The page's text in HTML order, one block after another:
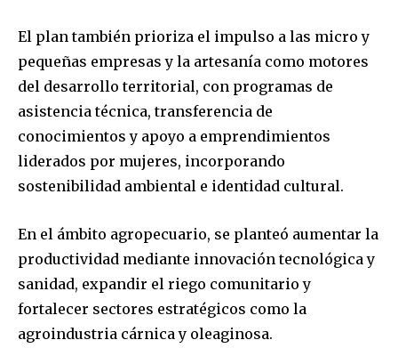
El plan también prioriza el impulso a las micro y
pequeñas empresas y la artesanía como motores
del desarrollo territorial, con programas de
asistencia técnica, transferencia de
conocimientos y apoyo a emprendimientos
liderados por mujeres, incorporando
sostenibilidad ambiental e identidad cultural.
En el ámbito agropecuario, se planteó aumentar la
productividad mediante innovación tecnológica y
sanidad, expandir el riego comunitario y
fortalecer sectores estratégicos como la
agroindustria cárnica y oleaginosa.